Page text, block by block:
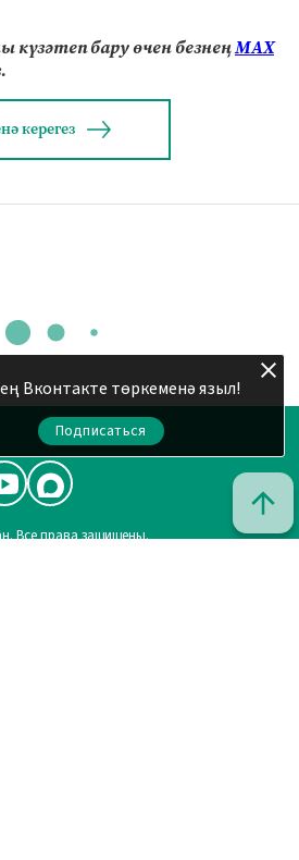
бару өчен безнеңМАХ
керегез
Вконтакте төркеменә языл!
Подписаться
Все права защищены.